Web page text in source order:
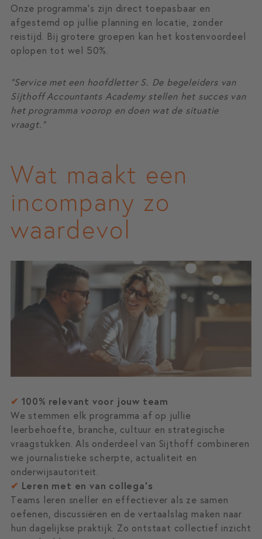
Onze programma’s zijn direct toepasbaar en
afgestemd op jullie planning en locatie, zonder
reistijd. Bij grotere groepen kan het kostenvoordeel
oplopen tot wel 50%.
“Service met een hoofdletter S. De begeleiders van
Sijthoff Accountants Academy stellen het succes van
het programma voorop en doen wat de situatie
vraagt.”
Wat maakt een
incompany zo
waardevol
✔ 100% relevant voor jouw team
We stemmen elk programma af op jullie
leerbehoefte, branche, cultuur en strategische
vraagstukken. Als onderdeel van Sijthoff combineren
we journalistieke scherpte, actualiteit en
onderwijsautoriteit.
✔ Leren met en van collega’s
Teams leren sneller en effectiever als ze samen
oefenen, discussiëren en de vertaalslag maken naar
hun dagelijkse praktijk. Zo ontstaat collectief inzicht